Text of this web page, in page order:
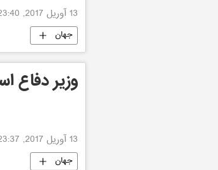
13 آوریل 2017, 23:40
جهان
وزیر دفاع
13 آوریل 2017, 23:37
جهان